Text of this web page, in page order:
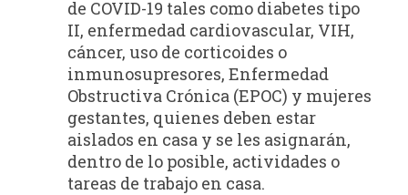
de COVID-19 tales como diabetes tipo
II, enfermedad cardiovascular, VIH,
cáncer, uso de corticoides o
inmunosupresores, Enfermedad
Obstructiva Crónica (EPOC) y mujeres
gestantes, quienes deben estar
aislados en casa y se les asignarán,
dentro de lo posible, actividades o
tareas de trabajo en casa.